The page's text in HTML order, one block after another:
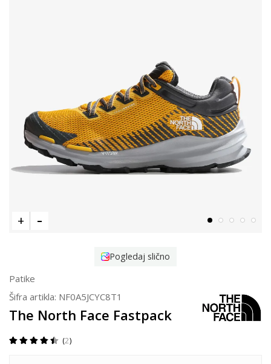
Pogledaj slično
Patike
Šifra artikla: NF0A5JCYC8T1
The North Face Fastpack
2